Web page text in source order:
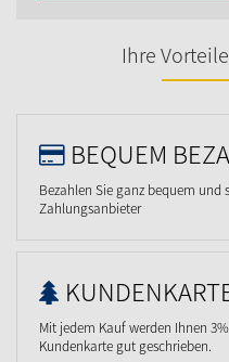
Ihre
BEQUEM
Bezahlen Sie ganz bequem
Zahlungsanbieter
Mit jedem Kauf werden Ihnen
Kundenkarte gut geschrieben.